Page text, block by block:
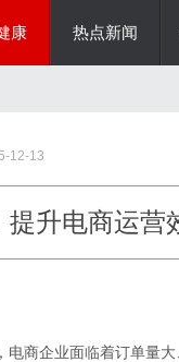
康 热点新闻
12-13
提升电商运营
电商企业面临着订单量